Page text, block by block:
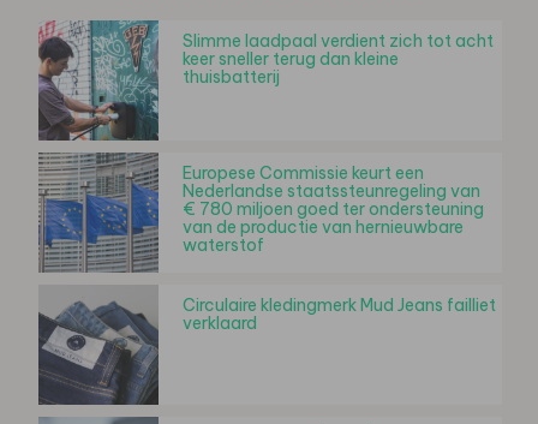
Slimme laadpaal verdient zich tot acht
keer sneller terug dan kleine
thuisbatterij
Europese Commissie keurt een
Nederlandse staatssteunregeling van
€ 780 miljoen goed ter ondersteuning
van de productie van hernieuwbare
waterstof
Circulaire kledingmerk Mud Jeans failliet
verklaard